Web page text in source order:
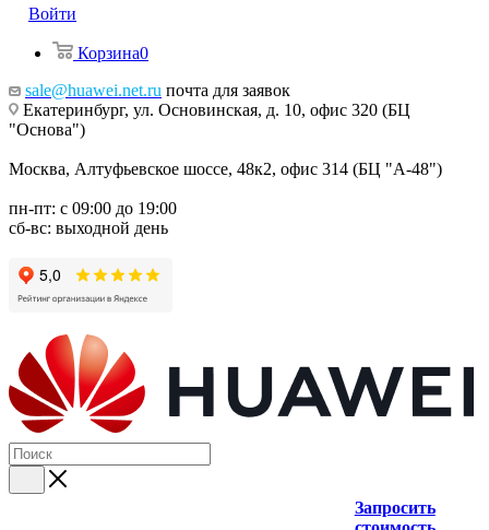
Войти
Корзина0
sale@huawei.net.ru почта для заявок
Екатеринбург, ул. Основинская, д. 10, офис 320 (БЦ
"Основа")
Москва, Алтуфьевское шоссе, 48к2, офис 314 (БЦ "А-48")
пн-пт: с 09:00 до 19:00
сб-вс: выходной день
Запросить